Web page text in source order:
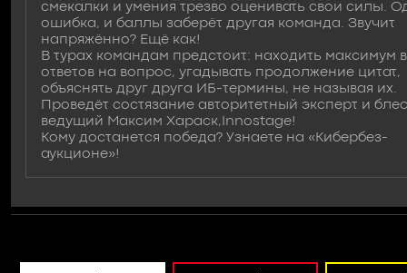
смекалки и умения трезво оценивать свои силы.
ошибка, и баллы заберёт другая команда. Звучит
напряжённо? Ещё как!
В турах командам предстоит: находить максимум
ответов на вопрос, угадывать продолжение цитат,
объяснять друг друга ИБ-термины, не называя их.
Проведёт состязание авторитетный эксперт и
ведущий Максим Хараск,Innostage!
Кому достанется победа? Узнаете на «Кибербез-
аукционе»!